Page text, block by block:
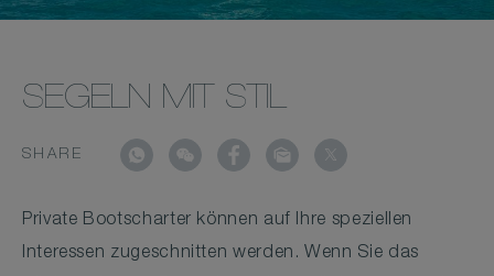
SEGELN MIT STIL
SHARE
Private Bootscharter können auf Ihre speziellen
Interessen zugeschnitten werden. Wenn Sie das